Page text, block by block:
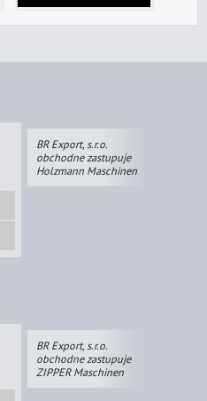
BR Export, s.r.o.
obchodne zastupuje
Holzmann Maschinen
BR Export, s.r.o.
obchodne zastupuje
ZIPPER Maschinen